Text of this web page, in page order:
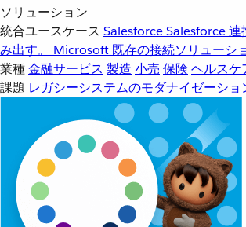
ソリューション
統合ユースケース SalesforceSalesforce 連
み出す。
Microsoft 既存の接続ソリューシ
業種金融サービス 製造 小売 保険 ヘルスケ
課題 レガシーシステムのモダナイゼーショ